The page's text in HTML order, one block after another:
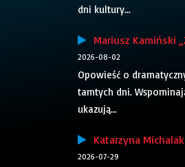
dni kultury...
Mariusz Kamiński
2026-08-02
Opowieść o
tamtych dni.
ukazują...
Katarzyna
2026-07-29